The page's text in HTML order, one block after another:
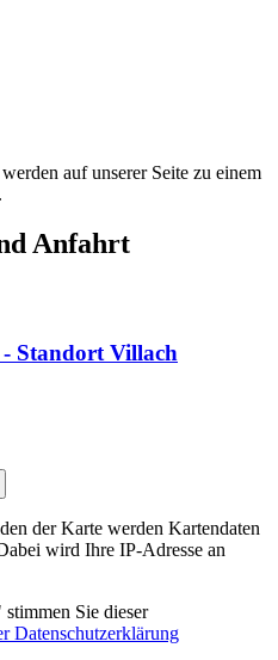
auf unserer Seite zu einem
Anfahrt
Standort Villach
der Karte werden Kartendaten
wird Ihre IP-Adresse an
Sie dieser
Datenschutzerklärung